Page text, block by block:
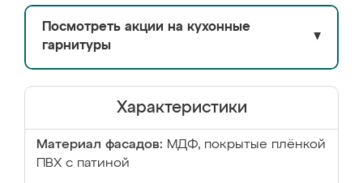
Посмотреть акции на кухонные
гарнитуры
▼
Характеристики
Материал фасадов: МДФ, покрытые плёнкой
ПВХ с патиной